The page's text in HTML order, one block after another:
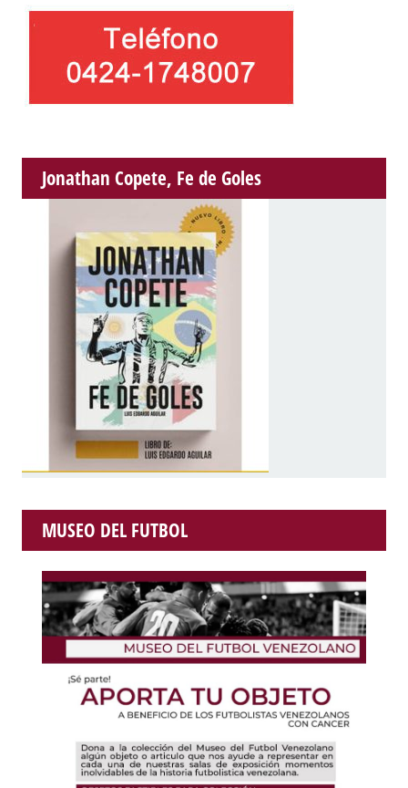
Jonathan Copete, Fe de Goles
MUSEO DEL FUTBOL